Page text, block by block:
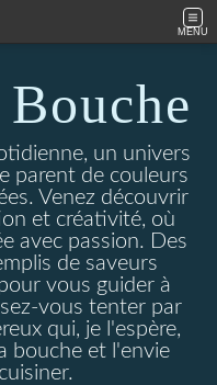
MENU
un univers
parent de couleurs
Venez découvrir
et créativité, où
avec passion. Des
de saveurs
vous guider à
vous tenter par
qui, je l'espère,
bouche et l'envie